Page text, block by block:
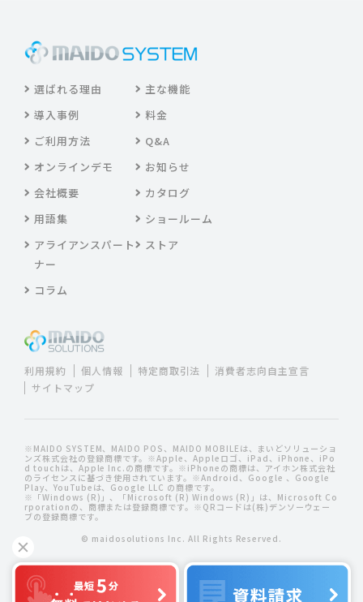
選ばれる理由
主な機能
導入事例
料金
ご利用方法
Q&A
オンラインデモ
お知らせ
会社概要
カタログ
用語集
ショールーム
アライアンスパート
ナー
ストア
コラム
利用規約 個人情報 特定商取引法
消費者志向自主宣言
サイトマップ
※MAIDO SYSTEM、MAIDO POS、MAIDO MOBILEは、まいどソリューショ
ンズ株式会社の登録商標です。※Apple、Appleロゴ、iPad、iPhone、iPo
d touchは、Apple Inc.の商標です。※iPhoneの商標は、アイホン株式会社
のライセンスに基づき使用されています。※Android、Google 、Google
Play、YouTubeは、Google LLC の商標です。
※「Windows (R)」、「Microsoft (R) Windows (R)」は、Microsoft Co
rporationの、商標または登録商標です。※QRコードは(株)デンソーウェー
ブの登録商標です。
© maidosolutions Inc. All Rights Reserved.